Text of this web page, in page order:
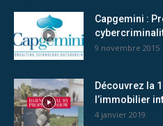
Capgemini :
9 novembre 2015
Découvrez la
l’immobilier
4 janvier 2019